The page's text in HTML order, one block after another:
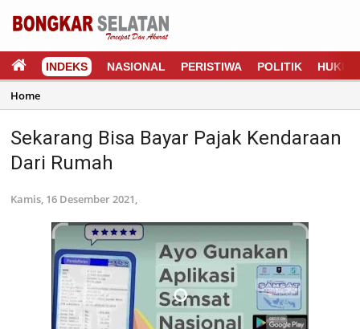
INDEKS NASIONAL PERISTIWA POLITIK HUKUM
Home
Sekarang Bisa Bayar Pajak Kendaraan
Dari Rumah
Kamis, 16 Desember 2021,